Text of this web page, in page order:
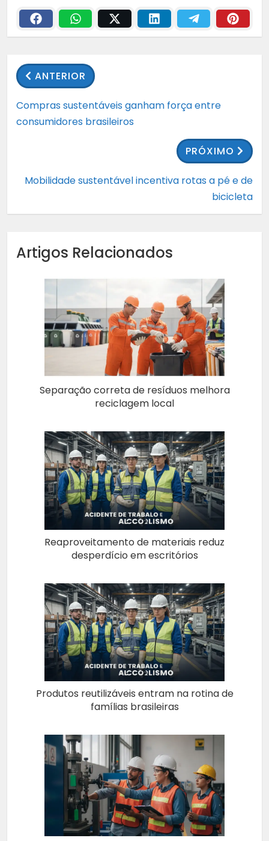
ANTERIOR
Compras sustentáveis ganham força entre
consumidores brasileiros
PRÓXIMO
Mobilidade sustentável incentiva rotas a pé e de
bicicleta
Artigos Relacionados
Separação correta de resíduos melhora
reciclagem local
Reaproveitamento de materiais reduz
desperdício em escritórios
Produtos reutilizáveis entram na rotina de
famílias brasileiras